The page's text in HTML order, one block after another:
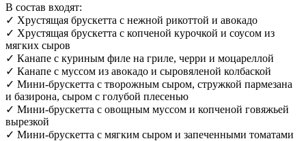
В состав входят:
✓ Хрустящая брускетта с нежной рикоттой и авокадо
✓ Хрустящая брускетта с копченой курочкой и соусом из
мягких сыров
✓ Канапе с куриным филе на гриле, черри и моцареллой
✓ Канапе с муссом из авокадо и сыровяленой колбаской
✓ Мини-брускетта с творожным сыром, стружкой пармезана
и базирона, сыром с голубой плесенью
✓ Мини-брускетта с овощным муссом и копченой говяжьей
вырезкой
✓ Мини-брускетта с мягким сыром и запеченными томатами